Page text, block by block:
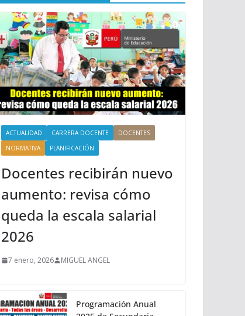
ACTUALIDAD CARRERA DOCENTE
DOCENTES
NORMATIVA
PLANIFICACIÓN
Docentes recibirán nuevo
aumento: revisa cómo
queda la escala salarial
2026
7 enero, 2026 MIGUEL ANGEL
Programación Anual